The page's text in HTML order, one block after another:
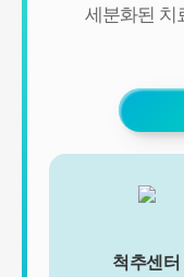
세분화된 치
척추센터